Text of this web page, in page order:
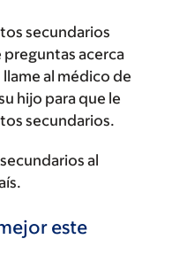
secundarios
acerca
al médico de
hijo para que le
secundarios.
al
este